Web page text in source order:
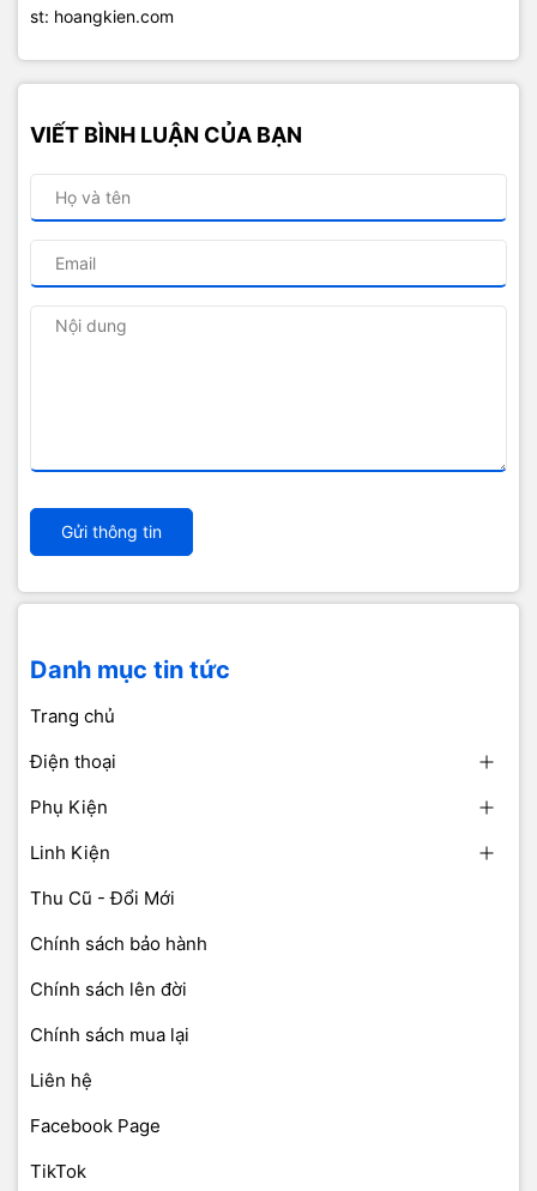
st: hoangkien.com
VIẾT BÌNH LUẬN CỦA BẠN
Gửi thông tin
Danh mục tin tức
Trang chủ
Điện thoại
Phụ Kiện
Linh Kiện
Thu Cũ - Đổi Mới
Chính sách bảo hành
Chính sách lên đời
Chính sách mua lại
Liên hệ
Facebook Page
TikTok